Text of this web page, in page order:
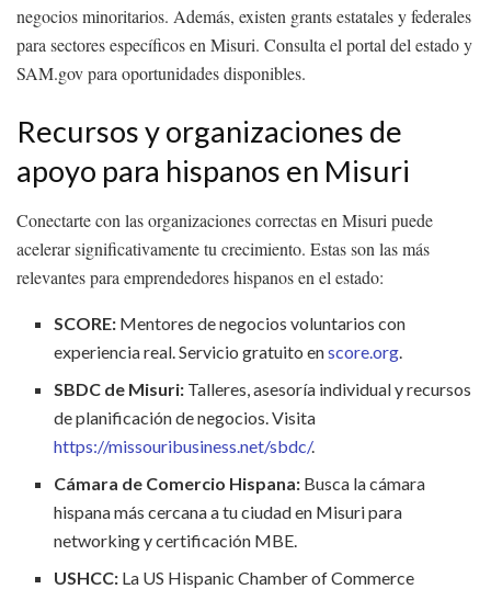
negocios minoritarios. Además, existen grants estatales y federales
para sectores específicos en Misuri. Consulta el portal del estado y
SAM.gov para oportunidades disponibles.
Recursos y organizaciones de
apoyo para hispanos en Misuri
Conectarte con las organizaciones correctas en Misuri puede
acelerar significativamente tu crecimiento. Estas son las más
relevantes para emprendedores hispanos en el estado:
SCORE: Mentores de negocios voluntarios con
experiencia real. Servicio gratuito enscore.org.
SBDC de Misuri: Talleres, asesoría individual y recursos
de planificación de negocios. Visita
https://missouribusiness.net/sbdc/.
Cámara de Comercio Hispana: Busca la cámara
hispana más cercana a tu ciudad en Misuri para
networking y certificación MBE.
USHCC: La US Hispanic Chamber of Commerce